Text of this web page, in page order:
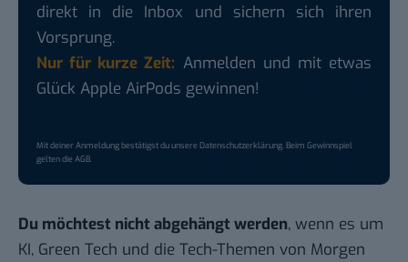
direkt in die Inbox und sichern sich ihren
Vorsprung.
Nur für kurze Zeit: Anmelden und mit etwas
Glück Apple AirPods gewinnen!
Mit deiner Anmeldung bestätigst du unsereDatenschutzerklärung. Beim Gewinnspiel
gelten dieAGB.
Du möchtest nicht abgehängt werden, wenn es um
KI, Green Tech und die Tech-Themen von Morgen